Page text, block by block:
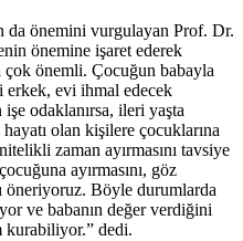
da önemini vurgulayan Prof. Dr.
önemine işaret ederek
önemli. Çocuğun babayla
erkek, evi ihmal edecek
odaklanırsa, ileri yaşta
olan kişilere çocuklarına
zaman ayırmasını tavsiye
ayırmasını, göz
öneriyoruz. Böyle durumlarda
ve babanın değer verdiğini
kurabiliyor.” dedi.